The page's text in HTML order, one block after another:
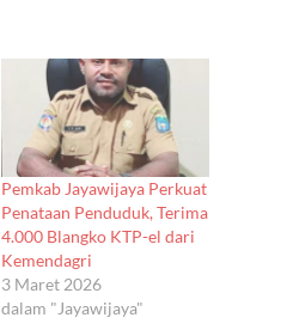
Pemkab Jayawijaya Perkuat
Penataan Penduduk, Terima
4.000 Blangko KTP-el dari
Kemendagri
3 Maret 2026
dalam "Jayawijaya"